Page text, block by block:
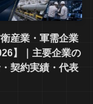
産業・軍需企業
】｜主要企業の
契約実績・代表